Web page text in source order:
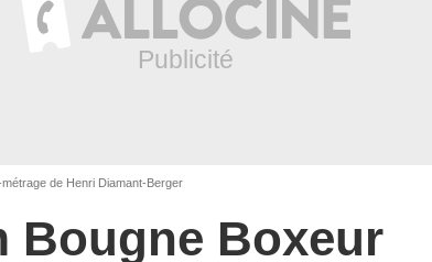
de Henri Diamant-Berger
Bougne Boxeur